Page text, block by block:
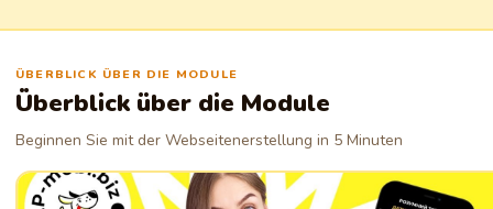
veröffentlichen Sie einfach Inhalte, gewinnen Sie Publikum.
ÜBERBLICK ÜBER DIE MODULE
Überblick über die Module
Beginnen Sie mit der Webseitenerstellung in 5 Minuten